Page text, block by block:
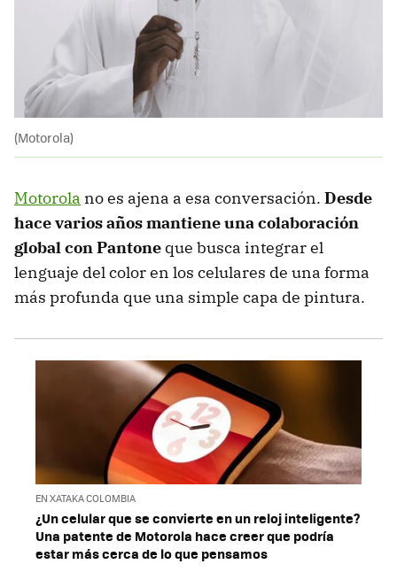
(Motorola)
Motorola no es ajena a esa conversación. Desde
hace varios años mantiene una colaboración
global con Pantone que busca integrar el
lenguaje del color en los celulares de una forma
más profunda que una simple capa de pintura.
EN XATAKA COLOMBIA
¿Un celular que se convierte en un reloj inteligente?
Una patente de Motorola hace creer que podría
estar más cerca de lo que pensamos